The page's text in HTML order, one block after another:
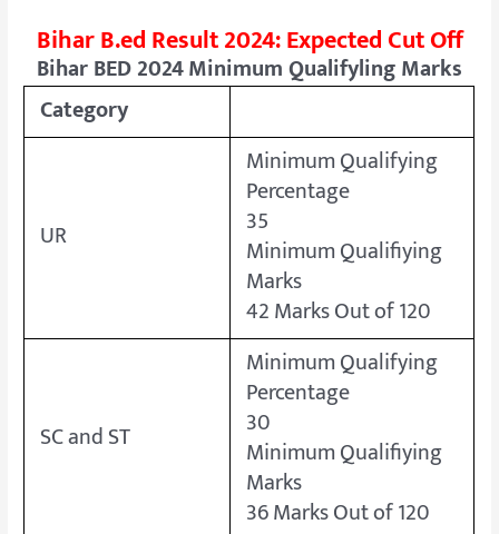
Bihar B.ed Result 2024: Expected Cut Off
Bihar BED 2024Minimum Qualifyling Marks
Category
UR
Minimum Qualifying
Percentage
35
Minimum Qualifiying
Marks
42 Marks Out of 120
SC and ST
Minimum Qualifying
Percentage
30
Minimum Qualifiying
Marks
36 Marks Out of 120